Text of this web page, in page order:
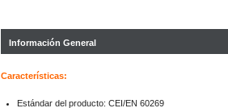
Información General
Características:
Estándar del producto: CEI/EN 60269